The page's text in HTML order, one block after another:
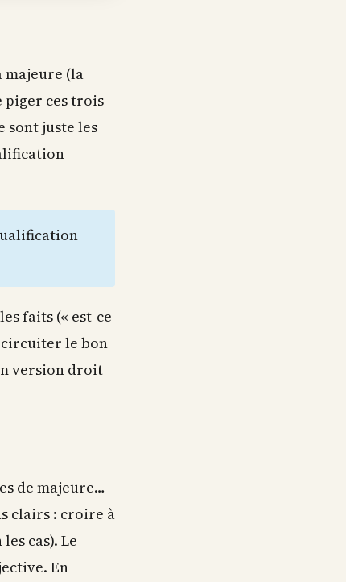
majeure (la
piger ces trois
sont juste les
faits (« est-ce
circuiter le bon
version droit
de majeure…
clairs : croire à
cas). Le
En